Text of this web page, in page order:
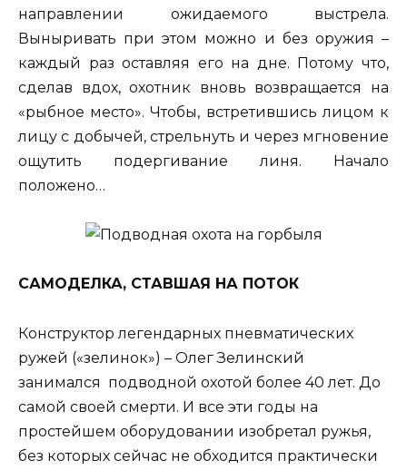
направлении ожидаемого выстрела.
Выныривать при этом можно и без оружия –
каждый раз оставляя его на дне. Потому что,
сделав вдох, охотник вновь возвращается на
«рыбное место». Чтобы, встретившись лицом к
лицу с добычей, стрельнуть и через мгновение
ощутить подергивание линя. Начало
положено…
САМОДЕЛКА, СТАВШАЯ НА ПОТОК
Конструктор легендарных пневматических
ружей («зелинок») – Олег Зелинский
занимался подводной охотой более 40 лет. До
самой своей смерти. И все эти годы на
простейшем оборудовании изобретал ружья,
без которых сейчас не обходится практически